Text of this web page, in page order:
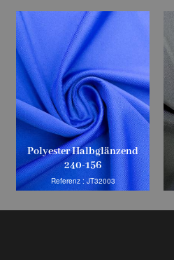
Polyester Halbglänzend
240-156
Referenz : JT32003